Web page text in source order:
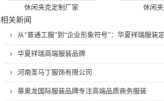
休闲夹克定制厂家 休闲
相关新闻
从“普通工服”到“企业形象符号”：华夏祥瑞服装
华夏祥瑞高端服装品牌
河南圣马丁服饰有限公司
蒂奥龙国际服装品牌专注高端品质商务服装